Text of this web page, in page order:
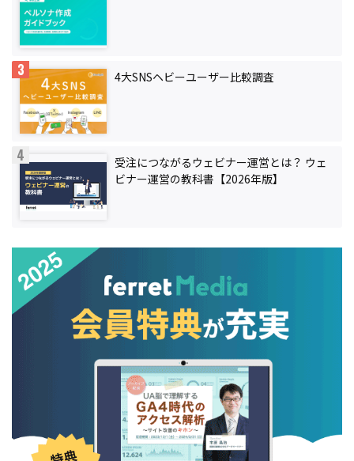
4大SNSヘビーユーザー比較調査
受注につながるウェビナー運営とは？ ウェ
ビナー運営の教科書【2026年版】